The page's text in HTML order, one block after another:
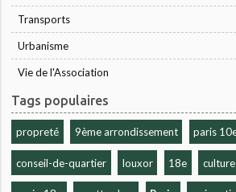
Transports
Urbanisme
Vie de l'Association
Tags populaires
propreté 9ème arrondissement paris
conseil-de-quartier louxor 18e culture